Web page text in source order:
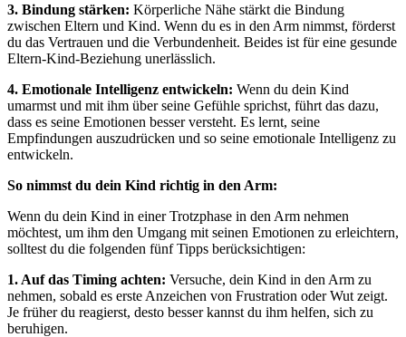
3. Bindung stärken: Körperliche Nähe stärkt die Bindung
zwischen Eltern und Kind. Wenn du es in den Arm nimmst, förderst
du das Vertrauen und die Verbundenheit. Beides ist für eine gesunde
Eltern-Kind-Beziehung unerlässlich.
4. Emotionale Intelligenz entwickeln: Wenn du dein Kind
umarmst und mit ihm über seine Gefühle sprichst, führt das dazu,
dass es seine Emotionen besser versteht. Es lernt, seine
Empfindungen auszudrücken und so seine emotionale Intelligenz zu
entwickeln.
So nimmst du dein Kind richtig in den Arm:
Wenn du dein Kind in einer Trotzphase in den Arm nehmen
möchtest, um ihm den Umgang mit seinen Emotionen zu erleichtern,
solltest du die folgenden fünf Tipps berücksichtigen:
1. Auf das Timing achten: Versuche, dein Kind in den Arm zu
nehmen, sobald es erste Anzeichen von Frustration oder Wut zeigt.
Je früher du reagierst, desto besser kannst du ihm helfen, sich zu
beruhigen.